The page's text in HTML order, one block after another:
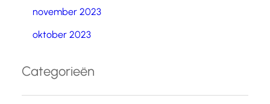
november 2023
oktober 2023
Categorieën